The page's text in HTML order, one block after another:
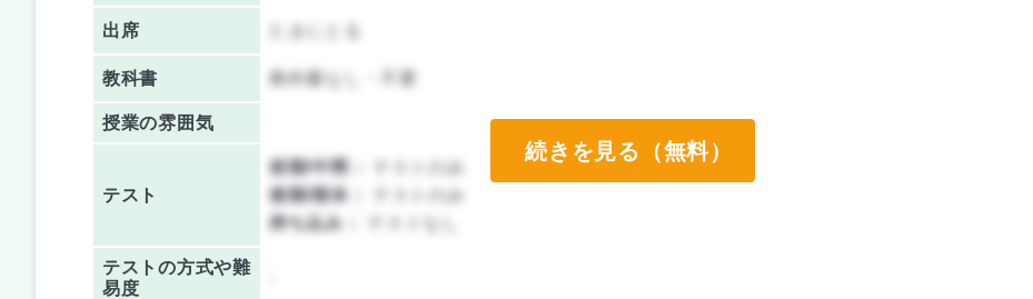
出席
教科書 教科書なし・不要
授業の雰囲気
テスト
前期/中間：
テストのみ
後期/期末：
テストのみ
持ち込み：
テストの方式や難
易度
続きを見る（無料）